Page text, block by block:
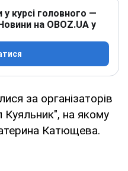
курсі головного —
на OBOZ.UA у
за організаторів
на якому
Катющева.